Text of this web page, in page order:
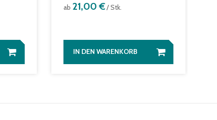
ab 21,00 €/ Stk.
IN DEN WARENKORB